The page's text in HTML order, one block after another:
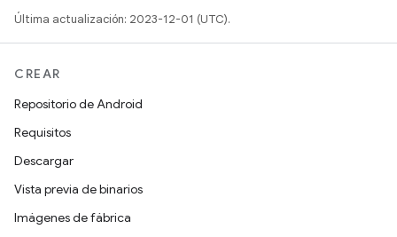
Última actualización: 2023-12-01 (UTC).
CREAR
Repositorio de Android
Requisitos
Descargar
Vista previa de binarios
Imágenes de fábrica